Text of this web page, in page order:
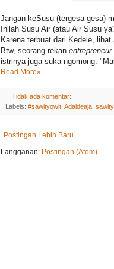
Jangan keSusu (tergesa-gesa)
Inilah Susu Air (atau Air Susu
Karena terbuat dari Kedele,
Btw, seorang rekan entrepreneur
istrinya juga suka ngomong:
Read More»
Tidak ada komentar:
Labels: #sawityowit Adaideaja
Postingan Lebih Baru
Langganan: Postingan (Atom)